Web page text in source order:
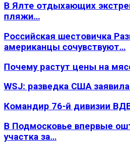
В Ялте отдыхающих
пляжи…
Российская шестовичка
американцы сочувствуют…
Почему растут цены на
WSJ: разведка США
Командир 76-й дивизии
В Подмосковье впервые
участка за…